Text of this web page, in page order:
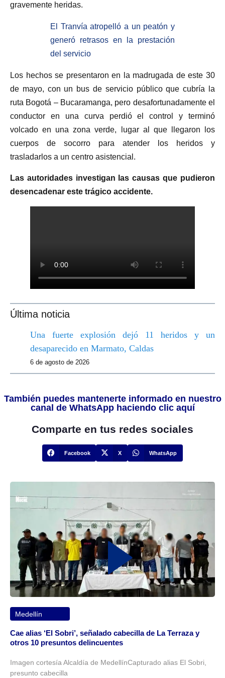
gravemente heridas.
El Tranvía atropelló a un peatón y
generó retrasos en la prestación
del servicio
Los hechos se presentaron en la madrugada de este 30
de mayo, con un bus de servicio público que cubría la
ruta Bogotá – Bucaramanga, pero desafortunadamente el
conductor en una curva perdió el control y terminó
volcado en una zona verde, lugar al que llegaron los
cuerpos de socorro para atender los heridos y
trasladarlos a un centro asistencial.
Las autoridades investigan las causas que pudieron
desencadenar este trágico accidente.
Última noticia
Una fuerte explosión dejó 11 heridos y un
desaparecido en Marmato, Caldas
6 de agosto de 2026
También puedes mantenerte informado en nuestro
canal de WhatsApp haciendo clic aquí
Comparte en tus redes sociales
Facebook X WhatsApp
Medellín
Cae alias ‘El Sobri’, señalado cabecilla de La Terraza y
otros 10 presuntos delincuentes
Imagen cortesía Alcaldía de MedellínCapturado alias El Sobri,
presunto cabecilla